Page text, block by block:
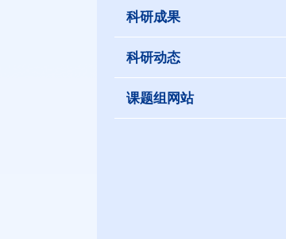
科研成果
科研动态
课题组网站